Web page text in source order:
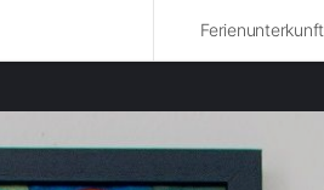
Ferienunterkunft